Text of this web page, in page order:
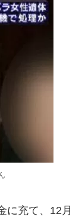
に充て、12月